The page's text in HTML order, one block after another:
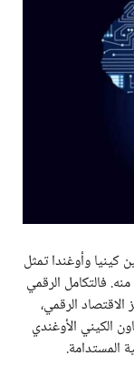
كينيا وأوغندا تمثل
فالتكامل الرقمي
الرقمي،
الكيني الأوغندي
المستدامة.